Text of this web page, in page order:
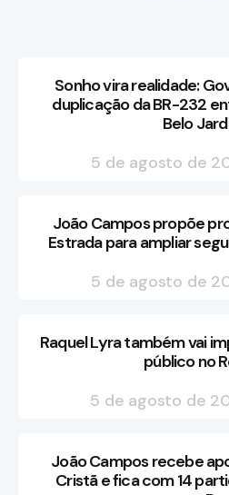
Sonho vira realidade:
duplicação da BR-232
Belo
5 de agosto de
João Campos propõe
Estrada para ampliar
5 de agosto de
Raquel Lyra também vai
público no
5 de agosto de
João Campos recebe
Cristã e fica com 14